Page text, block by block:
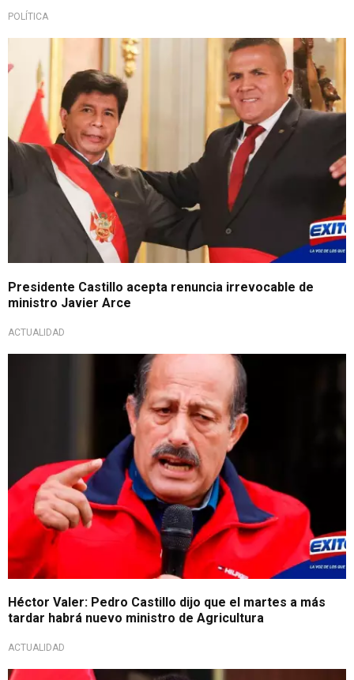
POLÍTICA
Presidente Castillo acepta renuncia irrevocable de
ministro Javier Arce
ACTUALIDAD
Héctor Valer: Pedro Castillo dijo que el martes a más
tardar habrá nuevo ministro de Agricultura
ACTUALIDAD